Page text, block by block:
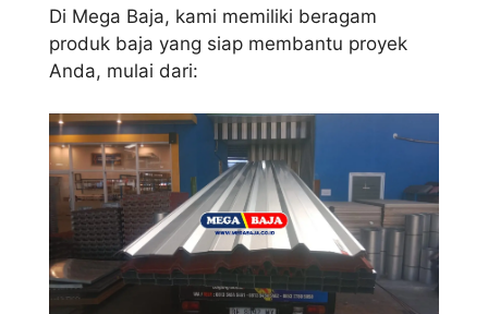
Di Mega Baja, kami memiliki beragam
produk baja yang siap membantu proyek
Anda, mulai dari: